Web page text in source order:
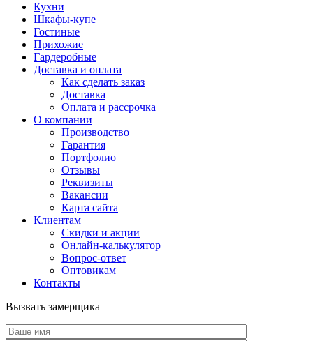
Кухни
Шкафы-купе
Гостиные
Прихожие
Гардеробные
Доставка и оплата
Как сделать заказ
Доставка
Оплата и рассрочка
О компании
Производство
Гарантия
Портфолио
Отзывы
Реквизиты
Вакансии
Карта сайта
Клиентам
Скидки и акции
Онлайн-калькулятор
Вопрос-ответ
Оптовикам
Контакты
Вызвать замерщика